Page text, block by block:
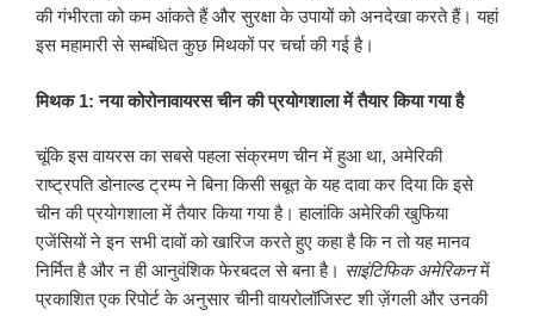
की गंभीरता को कम आंकते हैं और सुरक्षा के उपायों को अनदेखा करते हैं। यहां
इस महामारी से सम्बंधित कुछ मिथकों पर चर्चा की गई है।
मिथक 1: नया कोरोनावायरस चीन की प्रयोगशाला में तैयार किया गया है
चूंकि इस वायरस का सबसे पहला संक्रमण चीन में हुआ था, अमेरिकी
राष्ट्रपति डोनाल्ड ट्रम्प ने बिना किसी सबूत के यह दावा कर दिया कि इसे
चीन की प्रयोगशाला में तैयार किया गया है। हालांकि अमेरिकी खुफिया
एजेंसियों ने इन सभी दावों को खारिज करते हुए कहा है कि न तो यह मानव
निर्मित है और न ही आनुवंशिक फेरबदल से बना है। साइंटिफिक अमेरिकनमें
प्रकाशित एक रिपोर्ट के अनुसार चीनी वायरोलॉजिस्ट शी ज़ेंगली और उनकी